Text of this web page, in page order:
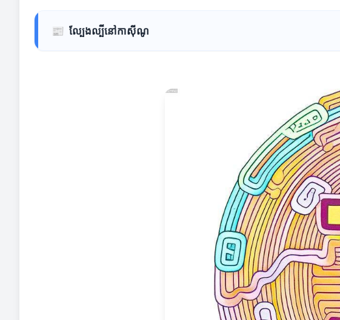
📰 ល្បែងល្បីនៅកាស៊ីណូ